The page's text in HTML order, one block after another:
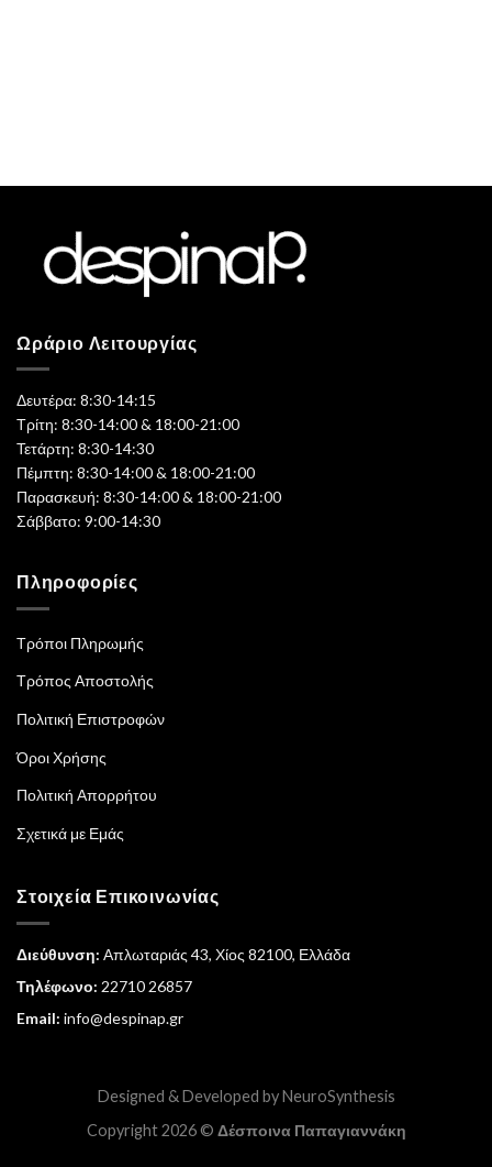
Ωράριο Λειτουργίας
Δευτέρα: 8:30-14:15
Τρίτη: 8:30-14:00 & 18:00-21:00
Τετάρτη: 8:30-14:30
Πέμπτη: 8:30-14:00 & 18:00-21:00
Παρασκευή: 8:30-14:00 & 18:00-21:00
Σάββατο: 9:00-14:30
Πληροφορίες
Τρόποι Πληρωμής
Τρόπος Αποστολής
Πολιτική Επιστροφών
Όροι Χρήσης
Πολιτική Απορρήτου
Σχετικά με Εμάς
Στοιχεία Επικοινωνίας
Διεύθυνση: Απλωταριάς 43, Χίος 82100, Ελλάδα
Τηλέφωνο: 22710 26857
Email: info@despinap.gr
Designed & Developed byNeuroSynthesis
Copyright 2026 © Δέσποινα Παπαγιαννάκη